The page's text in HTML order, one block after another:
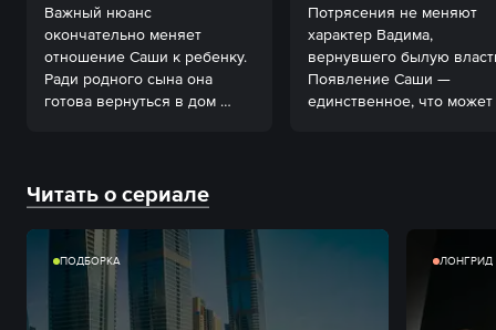
Важный нюанс
окончательно меняет
отношение Саши к ребенку.
Ради родного сына она
готова вернуться в дом
Потрясения не меняют
характер Вадима,
вернувшего былую
Появление Саши —
единственное, что может
Читать о сериале
ПОДБОРКА ЛОНГРИД